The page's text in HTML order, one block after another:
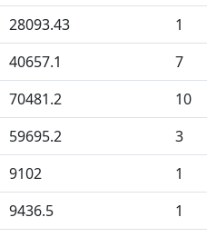
28093.43 1
40657.1 7
70481.2 10
59695.2 3
9102 1
9436.5 1